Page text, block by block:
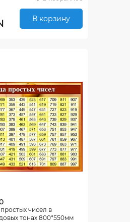
В корзину
чисел в
тонах 800*550мм